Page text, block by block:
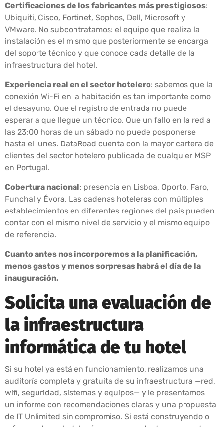
Certificaciones de los fabricantes más prestigiosos:
Ubiquiti, Cisco, Fortinet, Sophos, Dell, Microsoft y
VMware. No subcontratamos: el equipo que realiza la
instalación es el mismo que posteriormente se encarga
del soporte técnico y que conoce cada detalle de la
infraestructura del hotel.
Experiencia real en el sector hotelero: sabemos que la
conexión Wi-Fi en la habitación es tan importante como
el desayuno. Que el registro de entrada no puede
esperar a que llegue un técnico. Que un fallo en la red a
las 23:00 horas de un sábado no puede posponerse
hasta el lunes. DataRoad cuenta con la mayor cartera de
clientes del sector hotelero publicada de cualquier MSP
en Portugal.
Cobertura nacional: presencia en Lisboa, Oporto, Faro,
Funchal y Évora. Las cadenas hoteleras con múltiples
establecimientos en diferentes regiones del país pueden
contar con el mismo nivel de servicio y el mismo equipo
de referencia.
Cuanto antes nos incorporemos a la planificación,
menos gastos y menos sorpresas habrá el día de la
inauguración.
Solicita una evaluación de
la infraestructura
informática de tu hotel
Si su hotel ya está en funcionamiento, realizamos una
auditoría completa y gratuita de su infraestructura —red,
wifi, seguridad, sistemas y equipos— y le presentamos
un informe con recomendaciones claras y una propuesta
de IT Unlimited sin compromiso. Si está construyendo o